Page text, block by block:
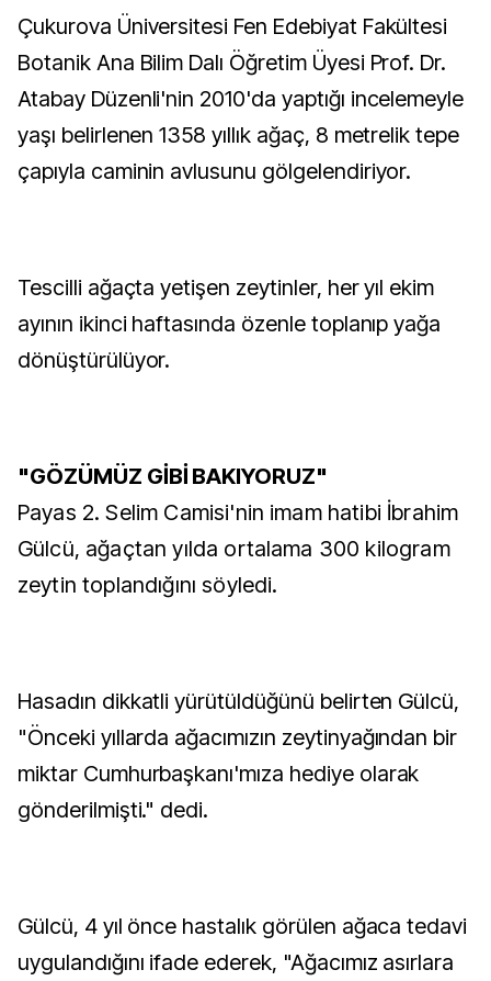
Çukurova Üniversitesi Fen Edebiyat Fakültesi
Botanik Ana Bilim Dalı Öğretim Üyesi Prof. Dr.
Atabay Düzenli'nin 2010'da yaptığı incelemeyle
yaşı belirlenen 1358 yıllık ağaç, 8 metrelik tepe
çapıyla caminin avlusunu gölgelendiriyor.
Tescilli ağaçta yetişen zeytinler, her yıl ekim
ayının ikinci haftasında özenle toplanıp yağa
dönüştürülüyor.
"GÖZÜMÜZ GİBİ BAKIYORUZ"
Payas 2. Selim Camisi'nin imam hatibi İbrahim
Gülcü, ağaçtan yılda ortalama 300 kilogram
zeytin toplandığını söyledi.
Hasadın dikkatli yürütüldüğünü belirten Gülcü,
"Önceki yıllarda ağacımızın zeytinyağından bir
miktar Cumhurbaşkanı'mıza hediye olarak
gönderilmişti." dedi.
Gülcü, 4 yıl önce hastalık görülen ağaca tedavi
uygulandığını ifade ederek, "Ağacımız asırlara